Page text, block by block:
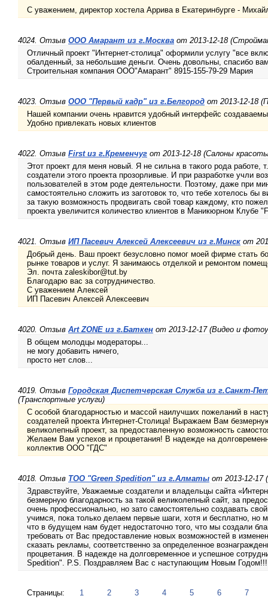
С уважением, директор хостела Аррива в Екатеринбурге -
4024. Отзыв ООО Амарант из г.Москва от 2013-12-18
Отличный проект "Интернет-столица" оформили услугу "все
обалденный, за небольшие деньги. Очень довольны, спасибо
Строительная компания ООО"Амарант" 8915-155-79-29 Мария
4023. Отзыв ООО "Первый кадр" из г.Белгород от 2013-12-18
Нашей компании очень нравится удобный интерфейс
Удобно привлекать новых клиентов
4022. Отзыв First из г.Кременчуг от 2013-12-18 (Салоны
Этот проект для меня новый. Я не сильна в такого рода работе,
создатели этого проекта прозорливые. И при разработке учли
пользователей в этом роде деятельности. Поэтому, даже при
самостоятельно сложить из заготовок то, что тебе хотелось бы
за такую возможность продвигать свой товар каждому, кто
проекта увеличится количество клиентов в Маникюрном Клубе
4021. Отзыв ИП Пасевич Алексей Алексеевич из г.Минск от
Добрый день. Ваш проект безусловно помог моей фирме стать
рынке товаров и услуг. Я занимаюсь отделкой и ремонтом
Эл. почта zaleskibor@tut.by
Благодарю вас за сотрудничество.
С уважением Алексей
ИП Пасевич Алексей Алексеевич
4020. Отзыв Art ZONE из г.Баткен от 2013-12-17 (Видео и
В общем молодцы модераторы...
не могу добавить ничего,
просто нет слов...
4019. Отзыв Городская Диспетчерская Служба из г.Санкт-
(Транспортные услуги)
С особой благодарностью и массой наилучших пожеланий в
создателей проекта Интернет-Столица! Выражаем Вам
великолепный проект, за предоставленную возможность
Желаем Вам успехов и процветания! В надежде на
коллектив ООО "ГДС"
4018. Отзыв ТОО "Green Spedition" из г.Алматы от 2013-12-17
Здравствуйте, Уважаемые создатели и владельцы сайта
безмерную благодарность за такой великолепный сайт, за
очень профессионально, но зато самостоятельно создавать
учимся, пока только делаем первые шаги, хотя и бесплатно, но
что в будущем нам будет недостаточно того, что мы создали
требовать от Вас предоставление новых возможностей в
сказать рекламы, соответственно за определенное
процветания. В надежде на долговременное и успешное
Spedition". P.S. Поздравляем Вас с наступающим Новым Годом!!!
Страницы: 1 2 3 4 5 6 7